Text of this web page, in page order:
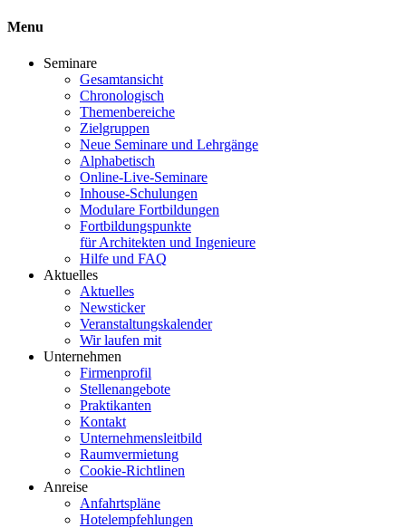
Menu
Seminare
Gesamtansicht
Chronologisch
Themenbereiche
Zielgruppen
Neue Seminare und Lehrgänge
Alphabetisch
Online-Live-Seminare
Inhouse-Schulungen
Modulare Fortbildungen
Fortbildungspunkte
für Architekten und Ingenieure
Hilfe und FAQ
Aktuelles
Aktuelles
Newsticker
Veranstaltungskalender
Wir laufen mit
Unternehmen
Firmenprofil
Stellenangebote
Praktikanten
Kontakt
Unternehmensleitbild
Raumvermietung
Cookie-Richtlinen
Anreise
Anfahrtspläne
Hotelempfehlungen